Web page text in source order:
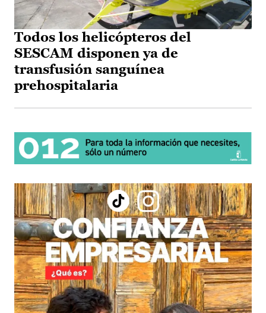
Todos los helicópteros del
SESCAM disponen ya de
transfusión sanguínea
prehospitalaria